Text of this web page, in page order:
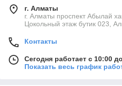
г. Алматы
г. Алматы проспект Абылай
Цокольный этаж бутик 023,
Контакты
Сегодня работает с 10:00
Показать весь график